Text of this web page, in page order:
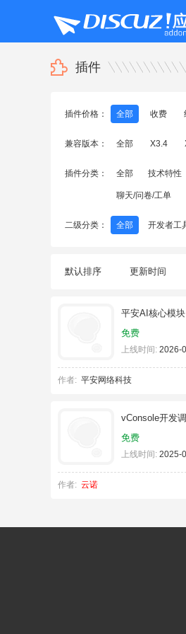
插件
插件价格： 全部 收费
兼容版本： 全部 X3.4
插件分类： 全部 技术特性
聊天/问卷/工单
二级分类： 全部 开发者工
默认排序 更新时间
平安AI核心模块
免费
上线时间: 2026-
作者: 平安网络科技
vConsole开发
免费
上线时间: 2025-
作者: 云诺